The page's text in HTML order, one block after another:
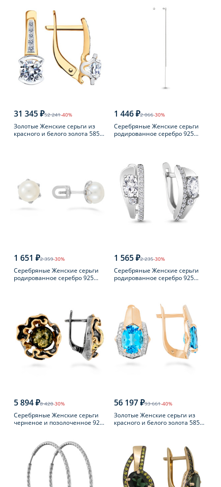
31 345 ₽52 241-40%
Золотые Женские серьги из
красного и белого золота 585
1 446 ₽2 066-30%
Серебряные Женские серьги
родированное серебро 925
1 651 ₽2 359-30%
Серебряные Женские серьги
родированное серебро 925
1 565 ₽2 235-30%
Серебряные Женские серьги
родированное серебро 925
5 894 ₽8 420-30%
Серебряные Женские серьги
черненое и позолоченное 925
56 197 ₽93 661-40%
Золотые Женские серьги из
красного и белого золота 585